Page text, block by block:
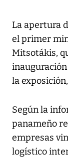
La apertura
el primer
Mitsotákis,
la
Según la
panameño
empresas
logístico